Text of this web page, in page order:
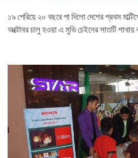
১৯ পেরিয়ে ২০ বছরে পা দিলো দেশের প্রথম
অক্টোবর চালু হওয়া এ মুভি চেইনের সাতটি শাখায়